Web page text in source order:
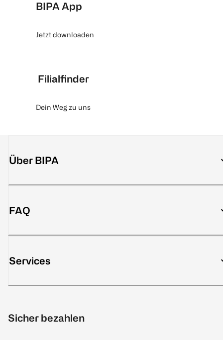
BIPA App
Jetzt downloaden
Filialfinder
Dein Weg zu uns
Über BIPA
FAQ
Services
Sicher bezahlen